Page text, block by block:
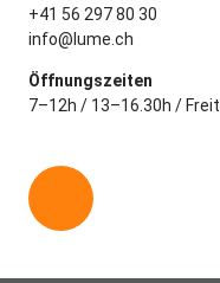
+41 56 297 80 30
info@lume.ch
Öffnungszeiten
7–12h / 13–16.30h /
i